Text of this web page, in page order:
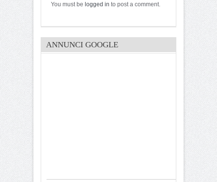
You must be logged in to post a comment.
ANNUNCI GOOGLE